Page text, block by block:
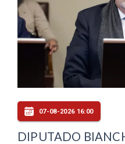
07-08-2026 16:00
DIPUTADO